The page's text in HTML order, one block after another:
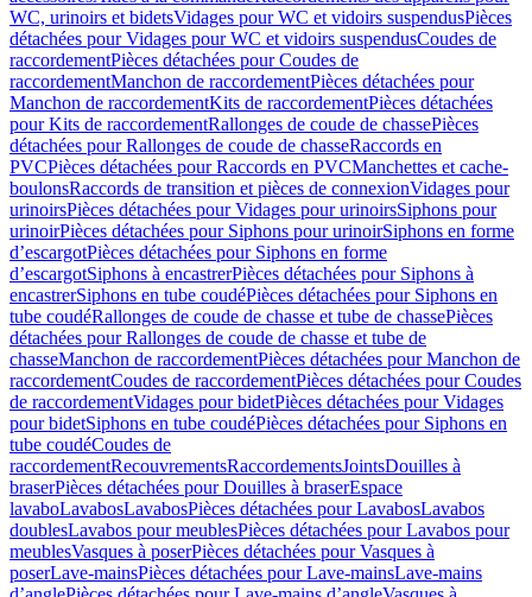
WC, urinoirs et bidetsVidages pour WC et vidoirs suspendusPièces
détachées pour Vidages pour WC et vidoirs suspendusCoudes de
raccordementPièces détachées pour Coudes de
raccordementManchon de raccordementPièces détachées pour
Manchon de raccordementKits de raccordementPièces détachées
pour Kits de raccordementRallonges de coude de chassePièces
détachées pour Rallonges de coude de chasseRaccords en
PVCPièces détachées pour Raccords en PVCManchettes et cache-
boulonsRaccords de transition et pièces de connexionVidages pour
urinoirsPièces détachées pour Vidages pour urinoirsSiphons pour
urinoirPièces détachées pour Siphons pour urinoirSiphons en forme
d’escargotPièces détachées pour Siphons en forme
d’escargotSiphons à encastrerPièces détachées pour Siphons à
encastrerSiphons en tube coudéPièces détachées pour Siphons en
tube coudéRallonges de coude de chasse et tube de chassePièces
détachées pour Rallonges de coude de chasse et tube de
chasseManchon de raccordementPièces détachées pour Manchon de
raccordementCoudes de raccordementPièces détachées pour Coudes
de raccordementVidages pour bidetPièces détachées pour Vidages
pour bidetSiphons en tube coudéPièces détachées pour Siphons en
tube coudéCoudes de
raccordementRecouvrementsRaccordementsJointsDouilles à
braserPièces détachées pour Douilles à braserEspace
lavaboLavabosLavabosPièces détachées pour LavabosLavabos
doublesLavabos pour meublesPièces détachées pour Lavabos pour
meublesVasques à poserPièces détachées pour Vasques à
poserLave-mainsPièces détachées pour Lave-mainsLave-mains